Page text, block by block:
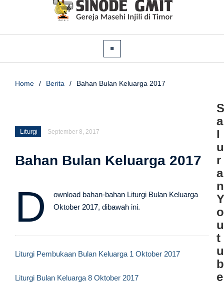
Home / Berita / Bahan Bulan Keluarga 2017
Liturgi September 8, 2017
Bahan Bulan Keluarga 2017
D
ownload bahan-bahan Liturgi Bulan Keluarga
Oktober 2017, dibawah ini.
Liturgi Pembukaan Bulan Keluarga 1 Oktober 2017
Liturgi Bulan Keluarga 8 Oktober 2017
S
a
l
u
r
a
n
Y
o
u
t
u
b
e